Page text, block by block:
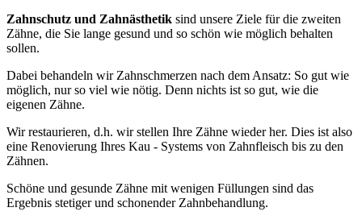
Zahnschutz und Zahnästhetik sind unsere Ziele für die zweiten
Zähne, die Sie lange gesund und so schön wie möglich behalten
sollen.
Dabei behandeln wir Zahnschmerzen nach dem Ansatz: So gut wie
möglich, nur so viel wie nötig. Denn nichts ist so gut, wie die
eigenen Zähne.
Wir restaurieren, d.h. wir stellen Ihre Zähne wieder her. Dies ist also
eine Renovierung Ihres Kau - Systems von Zahnfleisch bis zu den
Zähnen.
Schöne und gesunde Zähne mit wenigen Füllungen sind das
Ergebnis stetiger und schonender Zahnbehandlung.